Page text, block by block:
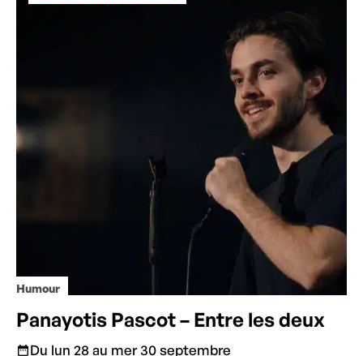
Humour
Panayotis Pascot – Entre les deux
Du lun 28 au mer 30 septembre